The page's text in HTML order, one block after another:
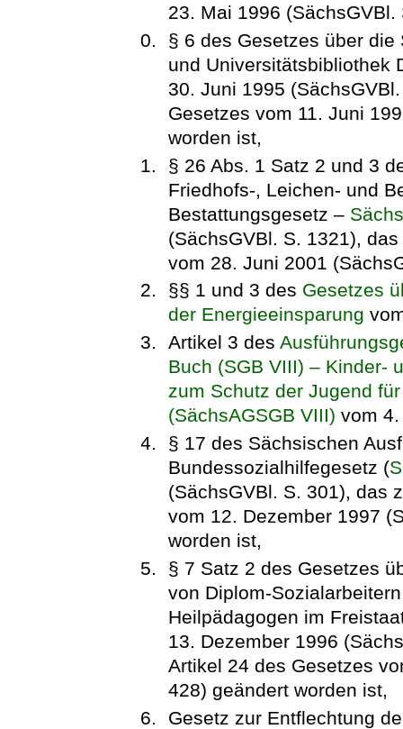
23. Mai 1996 (SächsGVBl.
§ 6 des Gesetzes über
und Universitätsbibliothek
30. Juni 1995
Gesetzes vom 11. Juni
worden ist,
§ 26 Abs. 1 Satz 2 und 3
Friedhofs-, Leichen- und
Bestattungsgesetz –
(SächsGVBl. S. 1321),
vom 28. Juni 2001
§§ 1 und 3 des Gesetzes
der Energieeinsparung
Artikel 3 des
Buch (SGB VIII) – Kinder-
zum Schutz der Jugend
(SächsAGSGB VIII) vom
§ 17 des Sächsischen
Bundessozialhilfegesetz (
(SächsGVBl. S. 301), das
vom 12. Dezember 1997
worden ist,
§ 7 Satz 2 des Gesetzes
von Diplom-
Heilpädagogen im
13. Dezember 1996
Artikel 24 des Gesetzes
428) geändert worden ist,
Gesetz zur Entflechtung